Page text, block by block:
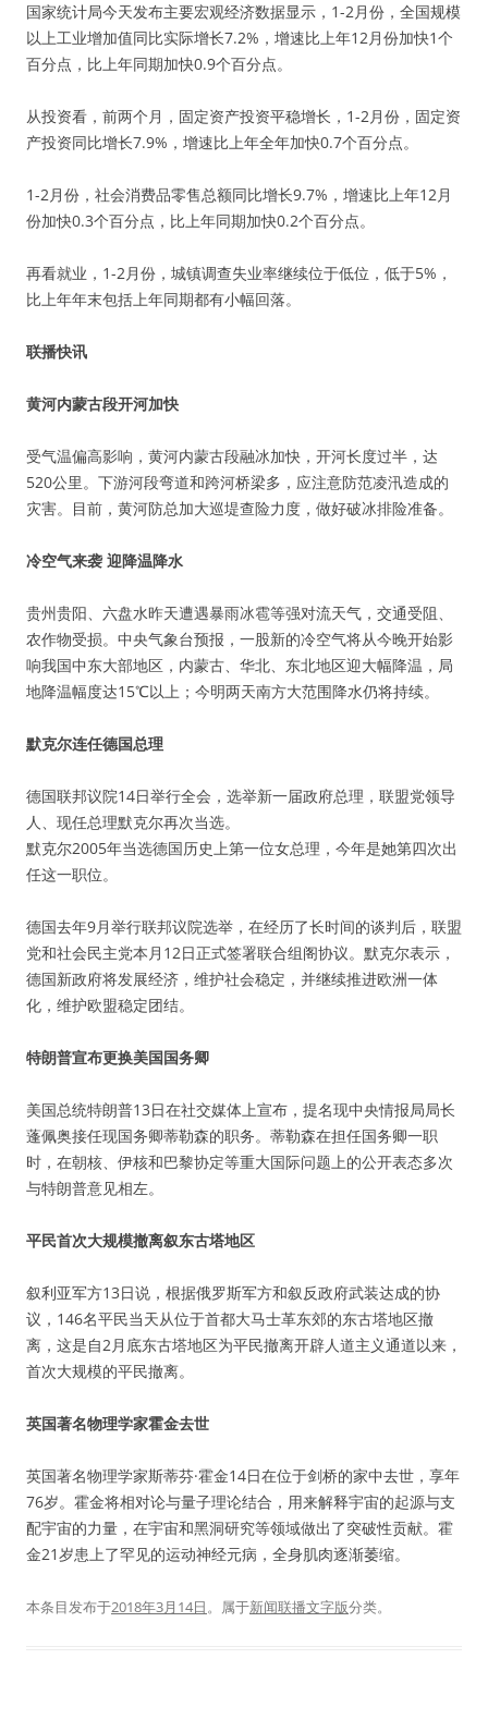
国家统计局今天发布主要宏观经济数据显示，1-2月份，全国规模
以上工业增加值同比实际增长7.2%，增速比上年12月份加快1个
百分点，比上年同期加快0.9个百分点。
从投资看，前两个月，固定资产投资平稳增长，1-2月份，固定资
产投资同比增长7.9%，增速比上年全年加快0.7个百分点。
1-2月份，社会消费品零售总额同比增长9.7%，增速比上年12月
份加快0.3个百分点，比上年同期加快0.2个百分点。
再看就业，1-2月份，城镇调查失业率继续位于低位，低于5%，
比上年年末包括上年同期都有小幅回落。
联播快讯
黄河内蒙古段开河加快
受气温偏高影响，黄河内蒙古段融冰加快，开河长度过半，达
520公里。下游河段弯道和跨河桥梁多，应注意防范凌汛造成的
灾害。目前，黄河防总加大巡堤查险力度，做好破冰排险准备。
冷空气来袭 迎降温降水
贵州贵阳、六盘水昨天遭遇暴雨冰雹等强对流天气，交通受阻、
农作物受损。中央气象台预报，一股新的冷空气将从今晚开始影
响我国中东大部地区，内蒙古、华北、东北地区迎大幅降温，局
地降温幅度达15℃以上；今明两天南方大范围降水仍将持续。
默克尔连任德国总理
德国联邦议院14日举行全会，选举新一届政府总理，联盟党领导
人、现任总理默克尔再次当选。
默克尔2005年当选德国历史上第一位女总理，今年是她第四次出
任这一职位。
德国去年9月举行联邦议院选举，在经历了长时间的谈判后，联盟
党和社会民主党本月12日正式签署联合组阁协议。默克尔表示，
德国新政府将发展经济，维护社会稳定，并继续推进欧洲一体
化，维护欧盟稳定团结。
特朗普宣布更换美国国务卿
美国总统特朗普13日在社交媒体上宣布，提名现中央情报局局长
蓬佩奥接任现国务卿蒂勒森的职务。蒂勒森在担任国务卿一职
时，在朝核、伊核和巴黎协定等重大国际问题上的公开表态多次
与特朗普意见相左。
平民首次大规模撤离叙东古塔地区
叙利亚军方13日说，根据俄罗斯军方和叙反政府武装达成的协
议，146名平民当天从位于首都大马士革东郊的东古塔地区撤
离，这是自2月底东古塔地区为平民撤离开辟人道主义通道以来，
首次大规模的平民撤离。
英国著名物理学家霍金去世
英国著名物理学家斯蒂芬·霍金14日在位于剑桥的家中去世，享年
76岁。霍金将相对论与量子理论结合，用来解释宇宙的起源与支
配宇宙的力量，在宇宙和黑洞研究等领域做出了突破性贡献。霍
金21岁患上了罕见的运动神经元病，全身肌肉逐渐萎缩。
本条目发布于2018年3月14日。属于新闻联播文字版分类。